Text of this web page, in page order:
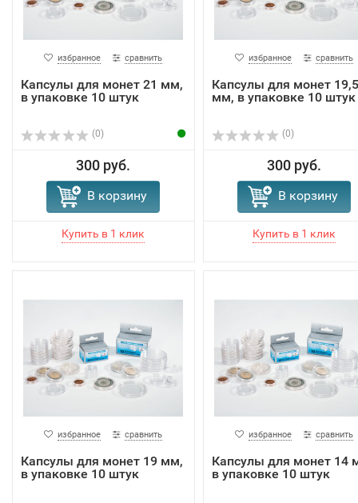
избранное сравнить
Капсулы для монет 21 мм,
в упаковке 10 штук
(0)
300 руб.
В корзину
избранное сравнить
Капсулы для монет 19,5
мм, в упаковке 10 штук
(0)
300 руб.
В корзину
избранное сравнить
Капсулы для монет 19 мм,
в упаковке 10 штук
избранное сравнить
Капсулы для монет 14
в упаковке 10 штук